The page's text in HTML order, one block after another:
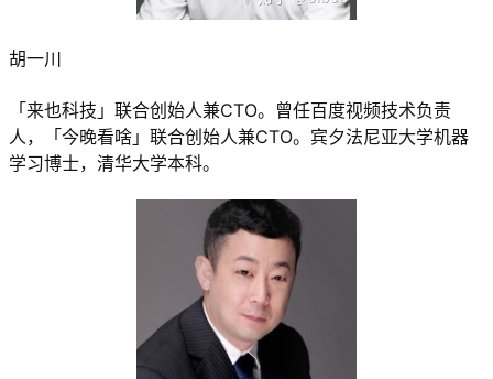
胡一川
「来也科技」联合创始人兼CTO。曾任百度视频技术负责
人，「今晚看啥」联合创始人兼CTO。宾夕法尼亚大学机器
学习博士，清华大学本科。